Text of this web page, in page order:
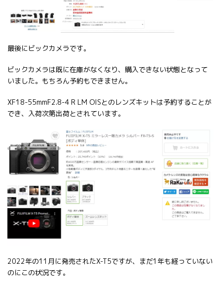
最後にビックカメラです。
ビックカメラは既に在庫がなくなり、購入できない状態となって
いました。もちろん予約もできません。
XF18-55mmF2.8-4 R LM OISとのレンズキットは予約することが
でき、入荷次第出荷とされています。
2022年の11月に発売されたX-T5ですが、まだ1年も経っていない
のにこの状況です。